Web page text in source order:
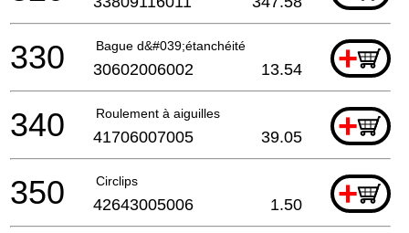
Bague d&#039;étanchéité +
330 30602006002 13.54
Roulement à aiguilles +
340 41706007005 39.05
Circlips +
350 42643005006 1.50